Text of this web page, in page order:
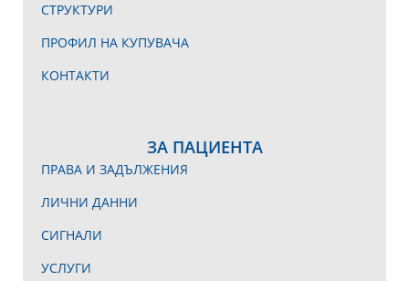
СТРУКТУРИ
ПРОФИЛ НА КУПУВАЧА
КОНТАКТИ
ЗА ПАЦИЕНТА
ПРАВА И ЗАДЪЛЖЕНИЯ
ЛИЧНИ ДАННИ
СИГНАЛИ
УСЛУГИ